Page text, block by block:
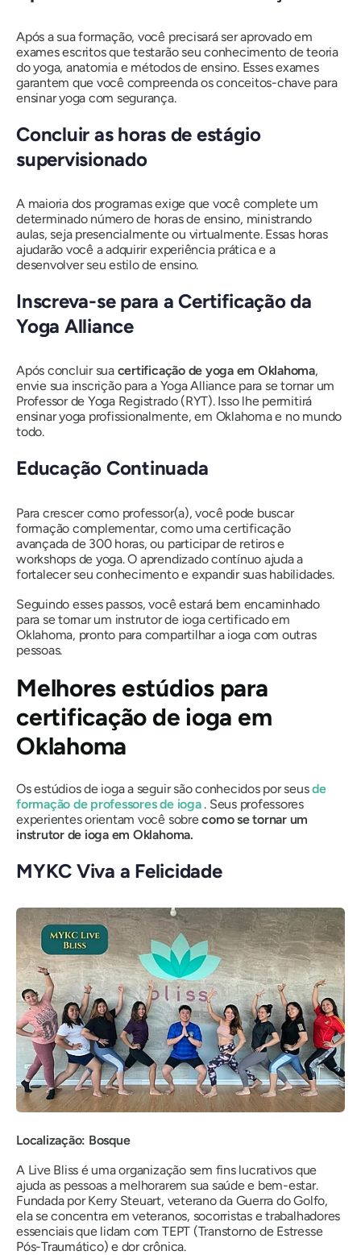
Após a sua formação, você precisará ser aprovado em
exames escritos que testarão seu conhecimento de teoria
do yoga, anatomia e métodos de ensino. Esses exames
garantem que você compreenda os conceitos-chave para
ensinar yoga com segurança.
Concluir as horas de estágio
supervisionado
A maioria dos programas exige que você complete um
determinado número de horas de ensino, ministrando
aulas, seja presencialmente ou virtualmente. Essas horas
ajudarão você a adquirir experiência prática e a
desenvolver seu estilo de ensino.
Inscreva-se para a Certificação da
Yoga Alliance
Após concluir sua certificação de yoga em Oklahoma,
envie sua inscrição para a Yoga Alliance para se tornar um
Professor de Yoga Registrado (RYT). Isso lhe permitirá
ensinar yoga profissionalmente, em Oklahoma e no mundo
todo.
Educação Continuada
Para crescer como professor(a), você pode buscar
formação complementar, como uma certificação
avançada de 300 horas, ou participar de retiros e
workshops de yoga. O aprendizado contínuo ajuda a
fortalecer seu conhecimento e expandir suas habilidades.
Seguindo esses passos, você estará bem encaminhado
para se tornar um instrutor de ioga certificado em
Oklahoma, pronto para compartilhar a ioga com outras
pessoas.
Melhores estúdios para
certificação de ioga em
Oklahoma
Os estúdios de ioga a seguir são conhecidos por seusde
formação de professores de ioga. Seus professores
experientes orientam você sobrecomo se tornar um
instrutor de ioga em Oklahoma.
MYKC Viva a Felicidade
Localização: Bosque
A Live Bliss é uma organização sem fins lucrativos que
ajuda as pessoas a melhorarem sua saúde e bem-estar.
Fundada por Kerry Steuart, veterano da Guerra do Golfo,
ela se concentra em veteranos, socorristas e trabalhadores
essenciais que lidam com TEPT (Transtorno de Estresse
Pós-Traumático) e dor crônica.